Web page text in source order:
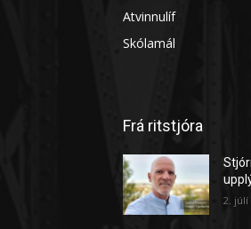
Atvinnulíf
Skólamál
Frá ritstjóra
2. júlí